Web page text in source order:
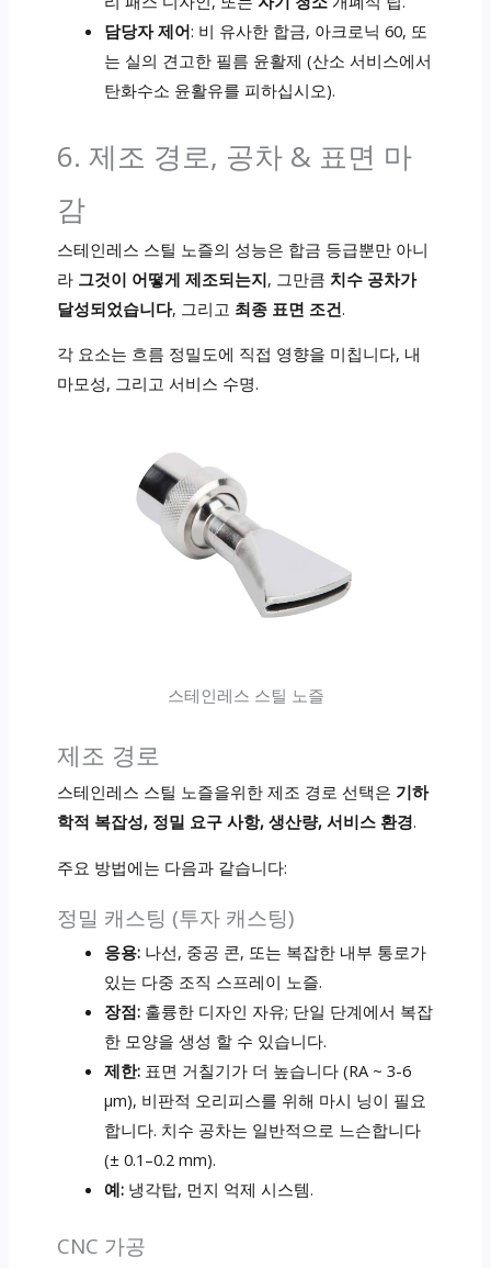
담당자 제어: 비 유사한 합금, 아크로닉 60, 또
는 실의 견고한 필름 윤활제 (산소 서비스에서
탄화수소 윤활유를 피하십시오).
6. 제조 경로, 공차 & 표면 마
감
스테인레스 스틸 노즐의 성능은 합금 등급뿐만 아니
라 그것이 어떻게 제조되는지, 그만큼 치수 공차가
달성되었습니다, 그리고 최종 표면 조건.
각 요소는 흐름 정밀도에 직접 영향을 미칩니다, 내
마모성, 그리고 서비스 수명.
스테인레스 스틸 노즐
제조 경로
스테인레스 스틸 노즐을위한 제조 경로 선택은 기하
학적 복잡성, 정밀 요구 사항, 생산량, 서비스 환경.
주요 방법에는 다음과 같습니다:
정밀 캐스팅 (투자 캐스팅)
응용: 나선, 중공 콘, 또는 복잡한 내부 통로가
있는 다중 조직 스프레이 노즐.
장점: 훌륭한 디자인 자유; 단일 단계에서 복잡
한 모양을 생성 할 수 있습니다.
제한: 표면 거칠기가 더 높습니다 (RA ~ 3-6
μm), 비판적 오리피스를 위해 마시 닝이 필요
합니다. 치수 공차는 일반적으로 느슨합니다
(± 0.1–0.2 mm).
예: 냉각탑, 먼지 억제 시스템.
CNC 가공